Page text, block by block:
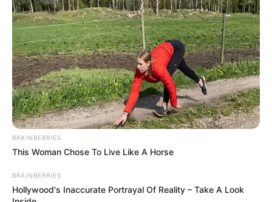
This Movie Is The Main Reason Ukraine Has Not
Lost To Russia
Brainberries